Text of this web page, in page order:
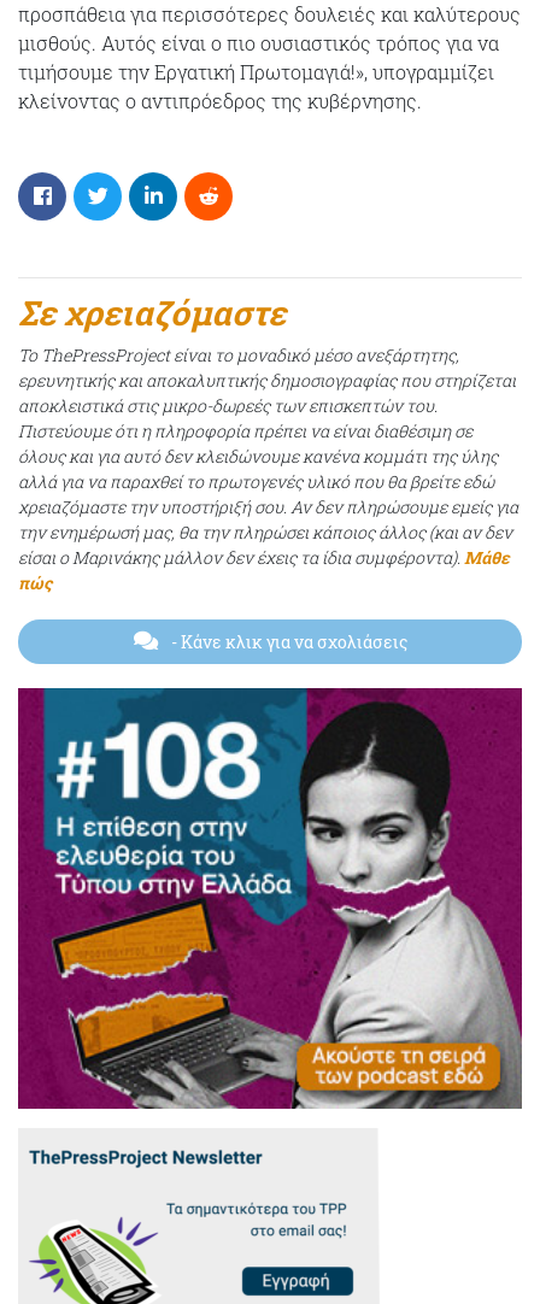
προσπάθεια για περισσότερες δουλειές και καλύτερους
μισθούς. Αυτός είναι ο πιο ουσιαστικός τρόπος για να
τιμήσουμε την Εργατική Πρωτομαγιά!», υπογραμμίζει
κλείνοντας ο αντιπρόεδρος της κυβέρνησης.
Σε χρειαζόμαστε
Το ThePressProject είναι το μοναδικό μέσο ανεξάρτητης,
ερευνητικής και αποκαλυπτικής δημοσιογραφίας που στηρίζεται
αποκλειστικά στις μικρο-δωρεές των επισκεπτών του.
Πιστεύουμε ότι η πληροφορία πρέπει να είναι διαθέσιμη σε
όλους και για αυτό δεν κλειδώνουμε κανένα κομμάτι της ύλης
αλλά για να παραχθεί το πρωτογενές υλικό που θα βρείτε εδώ
χρειαζόμαστε την υποστήριξή σου. Αν δεν πληρώσουμε εμείς για
την ενημέρωσή μας, θα την πληρώσει κάποιος άλλος (και αν δεν
είσαι ο Μαρινάκης μάλλον δεν έχεις τα ίδια συμφέροντα). Μάθε
πώς
- Κάνε κλικ για να σχολιάσεις